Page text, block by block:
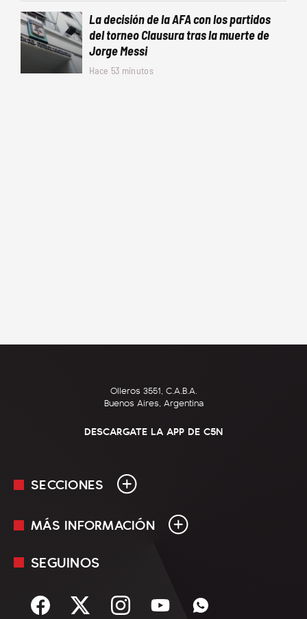
La decisión de la AFA con los partidos
del torneo Clausura tras la muerte de
Jorge Messi
Hace 53 minutos
Olleros 3551, C.A.B.A.
Buenos Aires, Argentina
DESCARGATE LA APP DE C5N
SECCIONES
En Vivo
Sociedad
MÁS INFORMACIÓN
Mediakit
Términos y condiciones
SEGUINOS